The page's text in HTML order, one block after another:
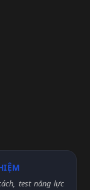
test năng lực